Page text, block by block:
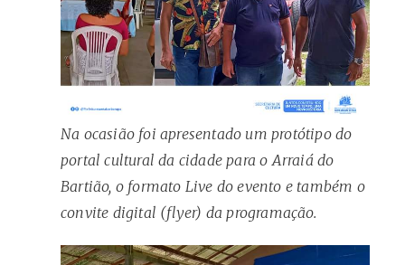
Na ocasião foi apresentado um protótipo do
portal cultural da cidade para o Arraiá do
Bartião, o formato Live do evento e também o
convite digital (flyer) da programação.